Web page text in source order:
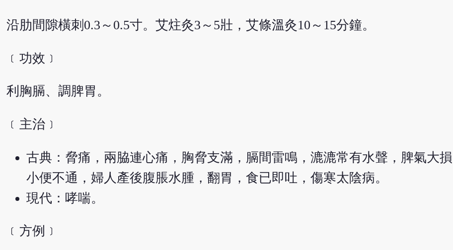
沿肋間隙橫刺0.3～0.5寸。艾炷灸3～5壯，艾條溫灸10～15分鐘。
﹝功效﹞
利胸膈、調脾胃。
﹝主治﹞
古典：脅痛，兩脇連心痛，胸脅支滿，膈間雷鳴，漉漉常有水聲，脾氣大損
小便不通，婦人產後腹脹水腫，翻胃，食已即吐，傷寒太陰病。
現代：哮喘。
﹝方例﹞